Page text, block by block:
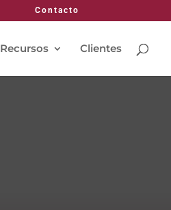
Contacto
Recursos Clientes